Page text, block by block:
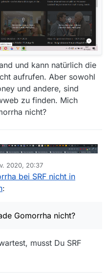
und kann natürlich die
aufrufen. Aber sowohl
und andere, sind
zu finden. Mich
nicht?
der SRF Mediathek nicht
2020, 20:37
bei SRF nicht in
:
Gomorrha nicht?
musst Du SRF